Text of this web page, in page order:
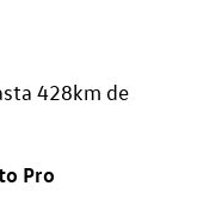
428km de
Pro